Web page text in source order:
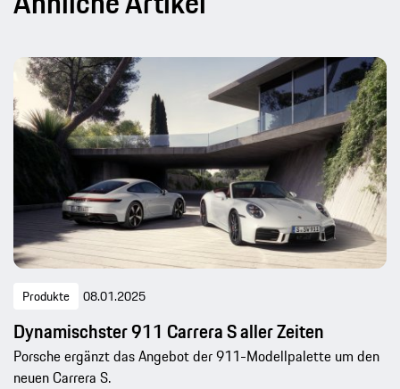
Produkte 08.01.2025
Dynamischster 911 Carrera S aller Zeiten
Porsche ergänzt das Angebot der 911-Modellpalette um den
neuen Carrera S.